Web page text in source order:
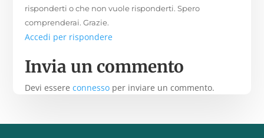
risponderti o che non vuole risponderti. Spero
comprenderai. Grazie.
Accedi per rispondere
Invia un commento
Devi essereconnesso per inviare un commento.